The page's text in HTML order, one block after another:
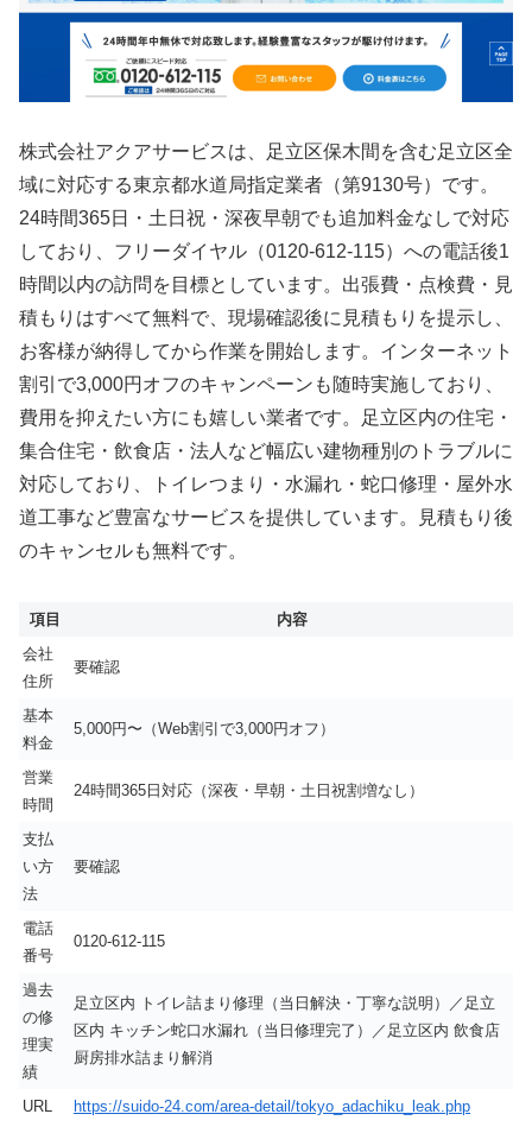
株式会社アクアサービスは、足立区保木間を含む足立区全
域に対応する東京都水道局指定業者（第9130号）です。
24時間365日・土日祝・深夜早朝でも追加料金なしで対応
しており、フリーダイヤル（0120-612-115）への電話後1
時間以内の訪問を目標としています。出張費・点検費・見
積もりはすべて無料で、現場確認後に見積もりを提示し、
お客様が納得してから作業を開始します。インターネット
割引で3,000円オフのキャンペーンも随時実施しており、
費用を抑えたい方にも嬉しい業者です。足立区内の住宅・
集合住宅・飲食店・法人など幅広い建物種別のトラブルに
対応しており、トイレつまり・水漏れ・蛇口修理・屋外水
道工事など豊富なサービスを提供しています。見積もり後
のキャンセルも無料です。
項目
内容
会社
住所
要確認
基本
料金
5,000円〜（Web割引で3,000円オフ）
営業
時間
24時間365日対応（深夜・早朝・土日祝割増なし）
支払
い方
法
要確認
電話
番号
0120-612-115
過去
の修
理実
績
足立区内 トイレ詰まり修理（当日解決・丁寧な説明）／足立
区内 キッチン蛇口水漏れ（当日修理完了）／足立区内 飲食店
厨房排水詰まり解消
URL https://suido-24.com/area-detail/tokyo_adachiku_leak.php